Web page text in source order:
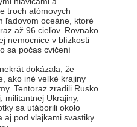
troch atómovych
ľadovom oceáne, ktoré
až 96 cieľov. Rovnako
nemocnice v blízkosti
sa počas cvičení
dokázala, že
ako iné veľké krajiny
Tentoraz zradili Rusko
militantnej Ukrajiny,
sa utáborili okolo
aj pod vlajkami svastiky